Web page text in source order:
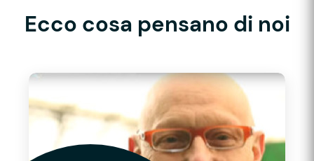
Ecco cosa pensano di noi